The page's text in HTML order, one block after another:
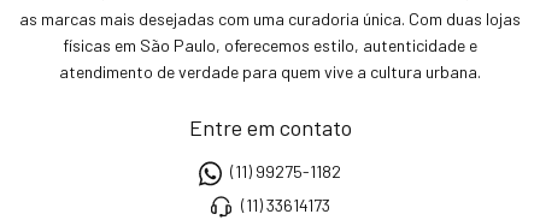
as marcas mais desejadas com uma curadoria única. Com duas lojas
físicas em São Paulo, oferecemos estilo, autenticidade e
atendimento de verdade para quem vive a cultura urbana.
Entre em contato
(11) 99275-1182
(11) 33614173